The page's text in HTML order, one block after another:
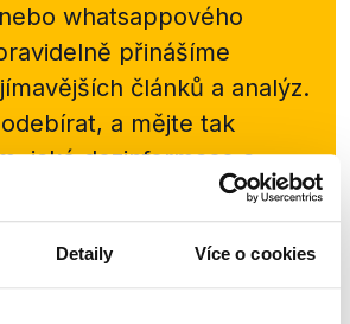
Detaily Více o cookies
whatsappového
přinášíme
článků a analýz.
a mějte tak
jaké dezinformace a
v Česku šíří.
WhatsApp